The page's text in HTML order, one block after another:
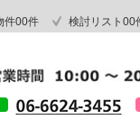
件00件 検討リスト 00